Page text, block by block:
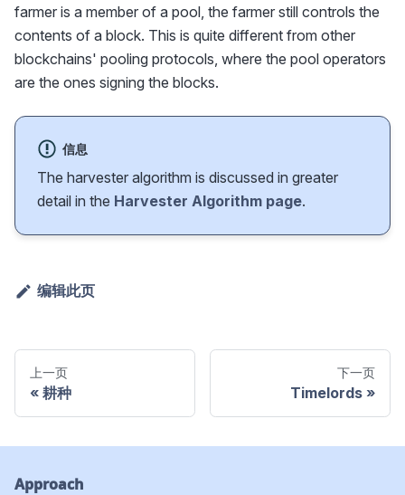
farmer is a member of a pool, the farmer still controls the
contents of a block. This is quite different from other
blockchains' pooling protocols, where the pool operators
are the ones signing the blocks.
信息
The harvester algorithm is discussed in greater
detail in the Harvester Algorithm page.
编辑此页
上一页
耕种
下一页
Timelords
Approach